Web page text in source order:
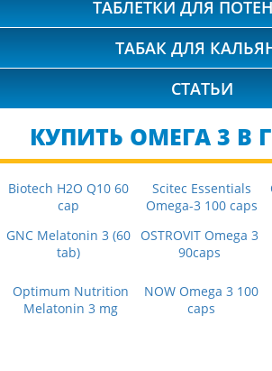
ТАБЛЕТКИ ДЛЯ
ТАБАК ДЛЯ
СТАТЬИ
КУПИТЬ ОМЕГА 3 В
Biotech H2O Q10 60
cap
Scitec Essentials
Omega-3 100 caps
GNC Melatonin 3 (60
tab)
OSTROVIT Omega 3
90caps
Optimum Nutrition
Melatonin 3 mg
NOW Omega 3 100
caps